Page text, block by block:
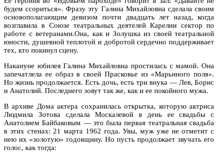
будем ссориться». Фразу эту Галина Михайловна сделала своим
основополагающим девизом почти двадцать лет назад, когда
возглавила в Союзе театральных деятелей Карелии сектор по
работе с ветеранами.Она, как и Золушка из своей театральной
юности, душевной теплотой и добротой сердечно поддерживает
тех, кто покинул сцену.
Накануне юбилея Галина Михайловна простилась с мамой. Она
запечатлела ее образ в своей Прасковье из «Марьиного поля».
Но жизнь продолжается. Есть дочь, есть три внука — Лев, Борис
и Анатолий. Последнего зовут так же, как и ее покойного мужа.
В архиве Дома актера сохранилась открытка, которую актриса
Людмила Зотова сделала Москалевой в день ее свадьбы с
Анатолием Байбаковым — это была первая театральная свадьба
в этих стенах: 21 марта 1962 года. Увы, муж уже не отметит с
нею их «золотую» годовщину. Но пусть продолжает звучать его
голос, как тогда: